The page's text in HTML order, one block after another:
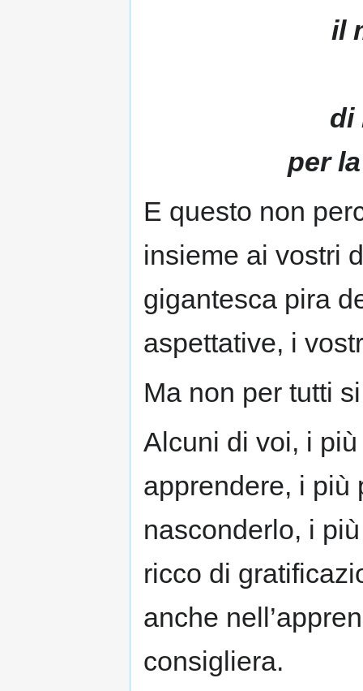
il
di
per
E questo non
insieme ai vostri
gigantesca pira
aspettative, i
Ma non per tutti
Alcuni di voi, i
apprendere, i più
nasconderlo, i
ricco di
anche
consigliera.